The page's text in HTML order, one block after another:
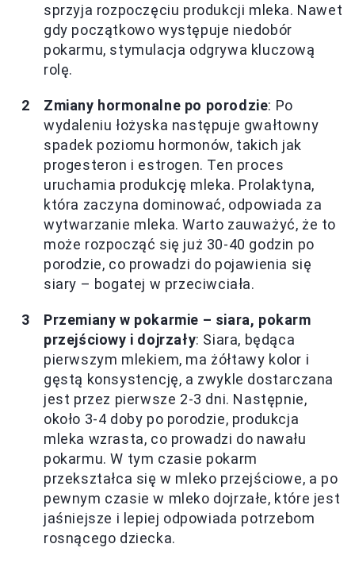
sprzyja rozpoczęciu produkcji mleka. Nawet
gdy początkowo występuje niedobór
pokarmu, stymulacja odgrywa kluczową
rolę.
Zmiany hormonalne po porodzie: Po
wydaleniu łożyska następuje gwałtowny
spadek poziomu hormonów, takich jak
progesteron i estrogen. Ten proces
uruchamia produkcję mleka. Prolaktyna,
która zaczyna dominować, odpowiada za
wytwarzanie mleka. Warto zauważyć, że to
może rozpocząć się już 30-40 godzin po
porodzie, co prowadzi do pojawienia się
siary – bogatej w przeciwciała.
Przemiany w pokarmie – siara, pokarm
przejściowy i dojrzały: Siara, będąca
pierwszym mlekiem, ma żółtawy kolor i
gęstą konsystencję, a zwykle dostarczana
jest przez pierwsze 2-3 dni. Następnie,
około 3-4 doby po porodzie, produkcja
mleka wzrasta, co prowadzi do nawału
pokarmu. W tym czasie pokarm
przekształca się w mleko przejściowe, a po
pewnym czasie w mleko dojrzałe, które jest
jaśniejsze i lepiej odpowiada potrzebom
rosnącego dziecka.